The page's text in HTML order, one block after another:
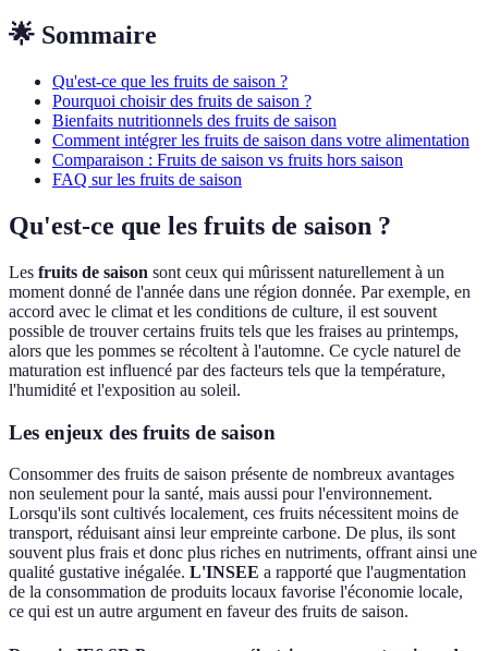
🌟 Sommaire
Qu'est-ce que les fruits de saison ?
Pourquoi choisir des fruits de saison ?
Bienfaits nutritionnels des fruits de saison
Comment intégrer les fruits de saison dans votre alimentation
Comparaison : Fruits de saison vs fruits hors saison
FAQ sur les fruits de saison
Qu'est-ce que les fruits de saison ?
Les fruits de saison sont ceux qui mûrissent naturellement à un
moment donné de l'année dans une région donnée. Par exemple, en
accord avec le climat et les conditions de culture, il est souvent
possible de trouver certains fruits tels que les fraises au printemps,
alors que les pommes se récoltent à l'automne. Ce cycle naturel de
maturation est influencé par des facteurs tels que la température,
l'humidité et l'exposition au soleil.
Les enjeux des fruits de saison
Consommer des fruits de saison présente de nombreux avantages
non seulement pour la santé, mais aussi pour l'environnement.
Lorsqu'ils sont cultivés localement, ces fruits nécessitent moins de
transport, réduisant ainsi leur empreinte carbone. De plus, ils sont
souvent plus frais et donc plus riches en nutriments, offrant ainsi une
qualité gustative inégalée. L'INSEE a rapporté que l'augmentation
de la consommation de produits locaux favorise l'économie locale,
ce qui est un autre argument en faveur des fruits de saison.